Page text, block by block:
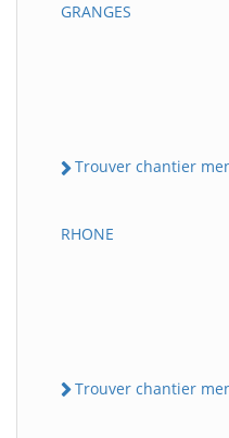
GRANGES
Trouver chantier
RHONE
Trouver chantier